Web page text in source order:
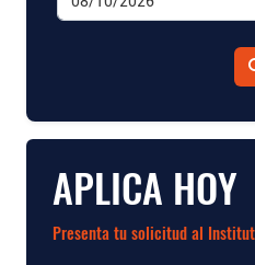
APLICA HOY
Presenta tu solicitud al